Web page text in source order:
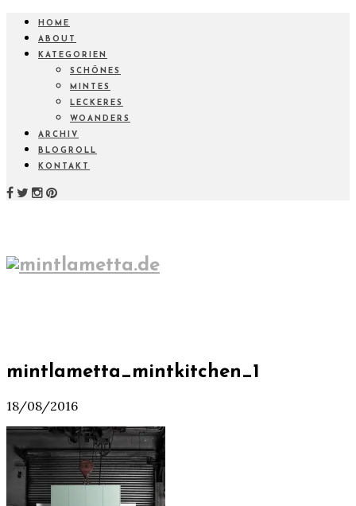
HOME
ABOUT
KATEGORIEN
SCHÖNES
MINTES
LECKERES
WOANDERS
ARCHIV
BLOGROLL
KONTAKT
mintlametta_mintkitchen_1
18/08/2016